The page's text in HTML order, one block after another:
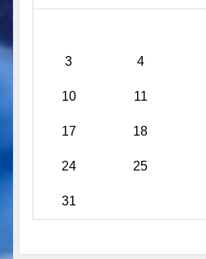
3 4
10 11
17 18
24 25
31